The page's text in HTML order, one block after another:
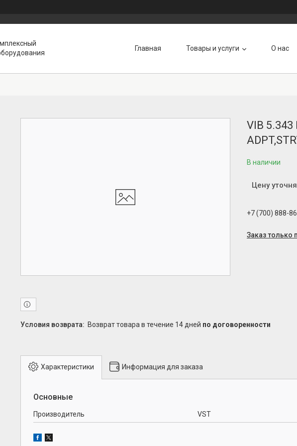
Главная Товары и услуги О нас
VIB 5.343
В наличии
Цену
+7 (700) 888-
Заказ только
возврат товара в течение 14 дней по договоренности
Характеристики Информация для заказа
Основные
Производитель VST